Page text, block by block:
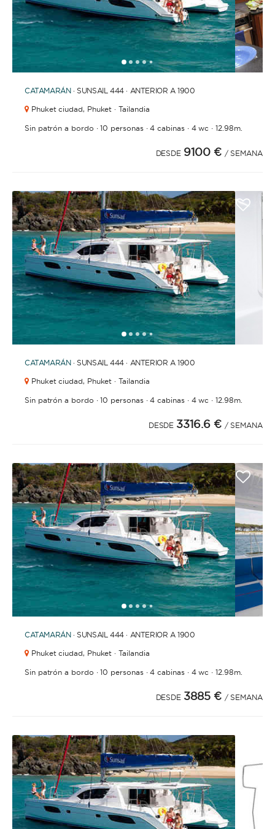
12345 678910111213141516171819
CATAMARÁN · SUNSAIL 444 · ANTERIOR A 1900
Phuket ciudad, Phuket · Tailandia
Sin patrón a bordo ·10 personas·4 cabinas· 4 wc ·12.98m.
DESDE 9100 € / SEMANA
12345 67891011121314151617
CATAMARÁN · SUNSAIL 444 · ANTERIOR A 1900
Phuket ciudad, Phuket · Tailandia
Sin patrón a bordo ·10 personas·4 cabinas· 4 wc ·12.98m.
DESDE 3316.6 € / SEMANA
12345 678910111213141516171819
CATAMARÁN · SUNSAIL 444 · ANTERIOR A 1900
Phuket ciudad, Phuket · Tailandia
Sin patrón a bordo ·10 personas·4 cabinas· 4 wc ·12.98m.
DESDE 3885 € / SEMANA